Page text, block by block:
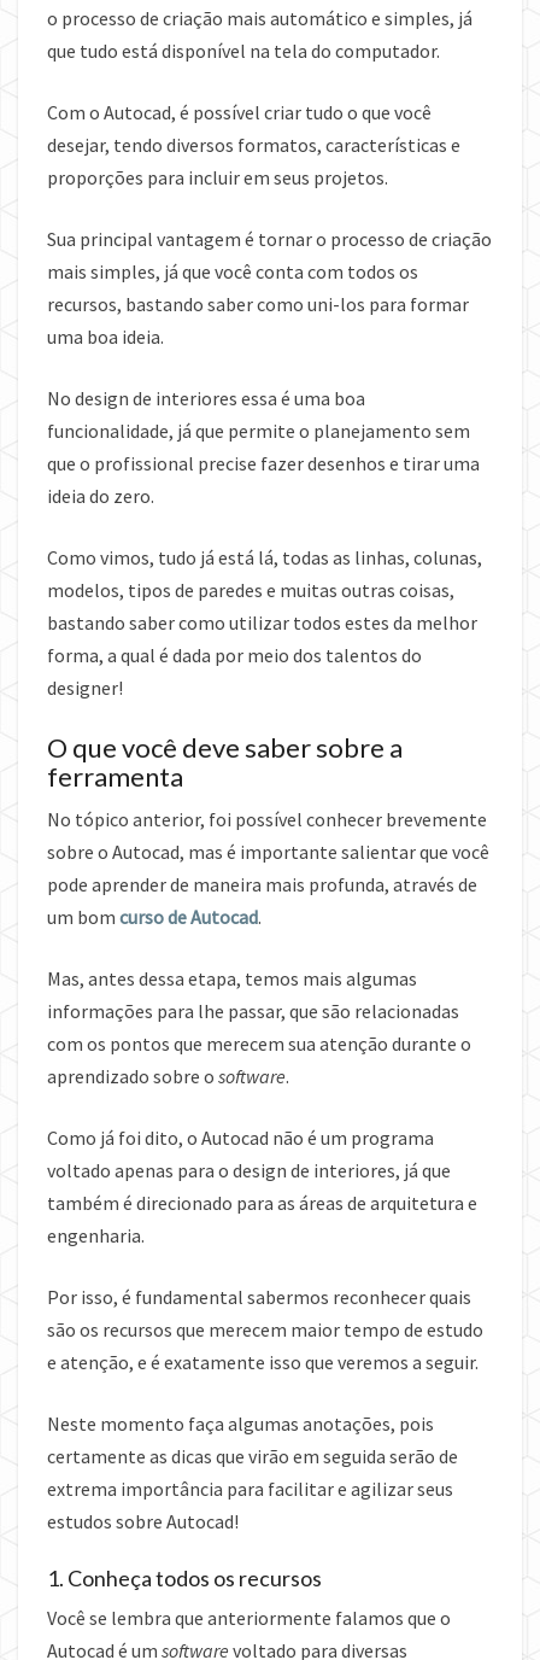
o processo de criação mais automático e simples, já
que tudo está disponível na tela do computador.
Com o Autocad, é possível criar tudo o que você
desejar, tendo diversos formatos, características e
proporções para incluir em seus projetos.
Sua principal vantagem é tornar o processo de criação
mais simples, já que você conta com todos os
recursos, bastando saber como uni-los para formar
uma boa ideia.
No design de interiores essa é uma boa
funcionalidade, já que permite o planejamento sem
que o profissional precise fazer desenhos e tirar uma
ideia do zero.
Como vimos, tudo já está lá, todas as linhas, colunas,
modelos, tipos de paredes e muitas outras coisas,
bastando saber como utilizar todos estes da melhor
forma, a qual é dada por meio dos talentos do
designer!
O que você deve saber sobre a
ferramenta
No tópico anterior, foi possível conhecer brevemente
sobre o Autocad, mas é importante salientar que você
pode aprender de maneira mais profunda, através de
um bom curso de Autocad.
Mas, antes dessa etapa, temos mais algumas
informações para lhe passar, que são relacionadas
com os pontos que merecem sua atenção durante o
aprendizado sobre o software.
Como já foi dito, o Autocad não é um programa
voltado apenas para o design de interiores, já que
também é direcionado para as áreas de arquitetura e
engenharia.
Por isso, é fundamental sabermos reconhecer quais
são os recursos que merecem maior tempo de estudo
e atenção, e é exatamente isso que veremos a seguir.
Neste momento faça algumas anotações, pois
certamente as dicas que virão em seguida serão de
extrema importância para facilitar e agilizar seus
estudos sobre Autocad!
1. Conheça todos os recursos
Você se lembra que anteriormente falamos que o
Autocad é um software voltado para diversas